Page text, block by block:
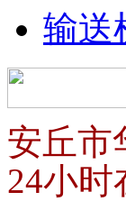
输送
安丘市
24小时